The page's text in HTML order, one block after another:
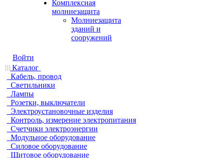
Комплексная
молниезащита
Молниезащита
зданий и
сооружений
Войти
Каталог
Кабель, провод
Светильники
Лампы
Розетки, выключатели
Электроустановочные изделия
Контроль, измерение электропитания
Счетчики электроэнергии
Модульное оборудование
Силовое оборудование
Щитовое оборудование